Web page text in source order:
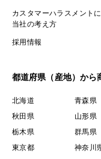
カスタマーハラスメント
当社の考え方
採用情報
都道府県（産地）から
北海道 青森県
秋田県
山形県
栃木県
群馬県
東京都
神奈川